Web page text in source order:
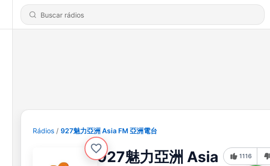
Rádios 927魅力亞洲 Asia FM 亞洲電台
927魅力亞洲 Asia
1116